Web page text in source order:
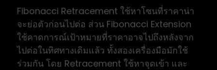
Fibonacci Retracement ใช้หาโซนที่ราคาน่า
จะย่อตัวก่อนไปต่อ ส่วน Fibonacci Extension
ใช้คาดการณ์เป้าหมายที่ราคาอาจไปถึงหลังจาก
ไปต่อในทิศทางเดิมแล้ว ทั้งสองเครื่องมือมักใช้
ร่วมกัน โดย Retracement ใช้หาจุดเข้า และ